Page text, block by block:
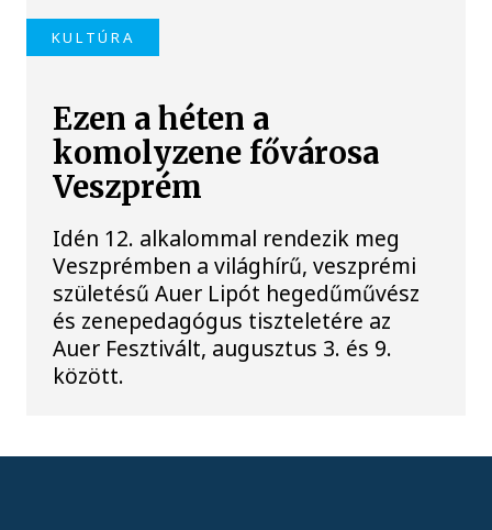
KULTÚRA
Ezen a héten a
komolyzene fővárosa
Veszprém
Idén 12. alkalommal rendezik meg
Veszprémben a világhírű, veszprémi
születésű Auer Lipót hegedűművész
és zenepedagógus tiszteletére az
Auer Fesztivált, augusztus 3. és 9.
között.